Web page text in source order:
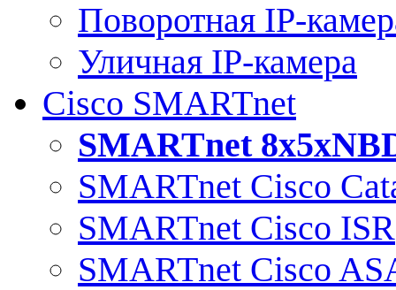
Поворотная IP-
Уличная IP-камера
Cisco SMARTnet
SMARTnet
SMARTnet Cisco
SMARTnet Cisco ISR
SMARTnet Cisco